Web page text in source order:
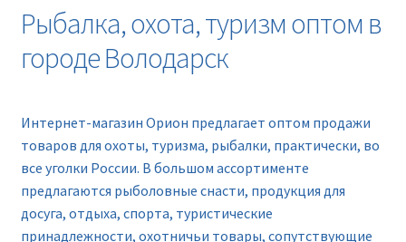
Доставка и оплата
Акции
Прайс
Контакты
Рыбалка, охота, туризм оптом в
городе Володарск
Интернет-магазин Орион предлагает оптом продажи
товаров для охоты, туризма, рыбалки, практически, во
все уголки России. В большом ассортименте
предлагаются рыболовные снасти, продукция для
досуга, отдыха, спорта, туристические
принадлежности, охотничьи товары, сопутствующие